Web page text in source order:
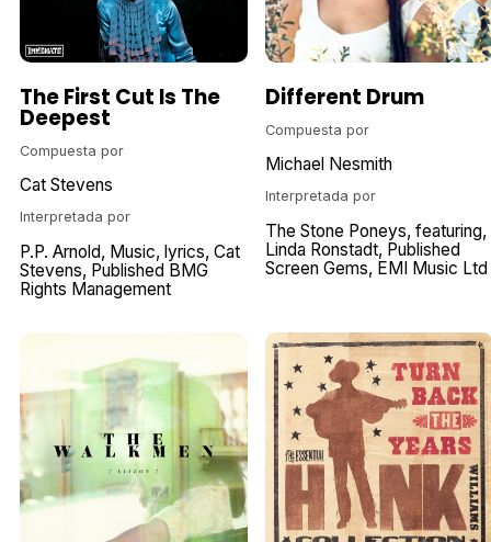
The First Cut Is The
Deepest
Compuesta por
Cat Stevens
Interpretada por
P.P. Arnold Music lyrics Cat
Stevens Published BMG
Rights Management
Different Drum
Compuesta por
Michael Nesmith
Interpretada por
The Stone Poneys featuring
Linda Ronstadt Published
Screen Gems EMI Music Ltd